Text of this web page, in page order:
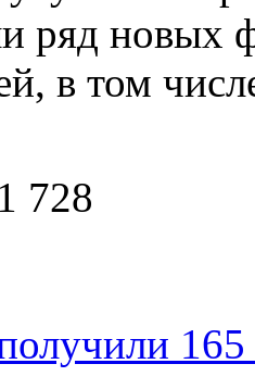
ряд новых
в том
728